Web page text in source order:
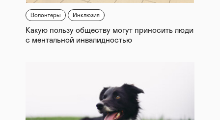
Волонтеры Инклюзия
Какую пользу обществу могут приносить люди
с ментальной инвалидностью